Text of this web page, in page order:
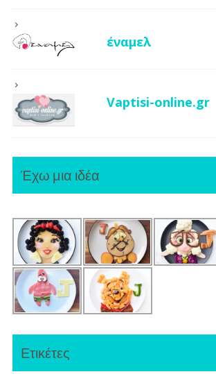
έναμελ
Vaptisi-online.gr
Έχω μια ιδέα
Ετικέτες